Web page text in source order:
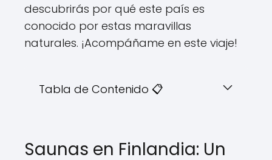
descubrirás por qué este país es
conocido por estas maravillas
naturales. ¡Acompáñame en este viaje!
Tabla de Contenido 📋
Saunas en Finlandia: Un